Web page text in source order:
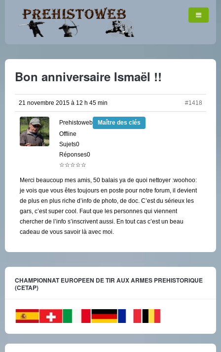
Bon anniversaire Ismaël !!
21 novembre 2015 à 12 h 45 min #1418
Prehistoweb
Maître des clés
Offline
Sujets0
Réponses0
☆☆☆☆☆
Merci beaucoup mes amis, 50 balais ya de quoi nettoyer :woohoo:
je vois que vous êtes toujours en poste pour notre forum, il devient
de plus en plus riche d’info de photo, de doc. C’est du sérieux les
gars, c’est super cool. Faut que les personnes qui viennent
chercher de l’info s’inscrivent aussi. En tout cas c’est un beau
cadeau de vous savoir là avec moi.
CHAMPIONNAT EUROPEEN DE TIR AUX ARMES PREHISTORIQUE
(CETAP)